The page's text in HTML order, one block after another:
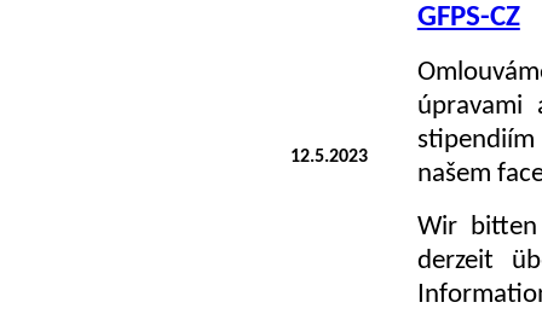
12.5.2023
GFPS-CZ
úpravami
našem
Wir bitten
derzeit